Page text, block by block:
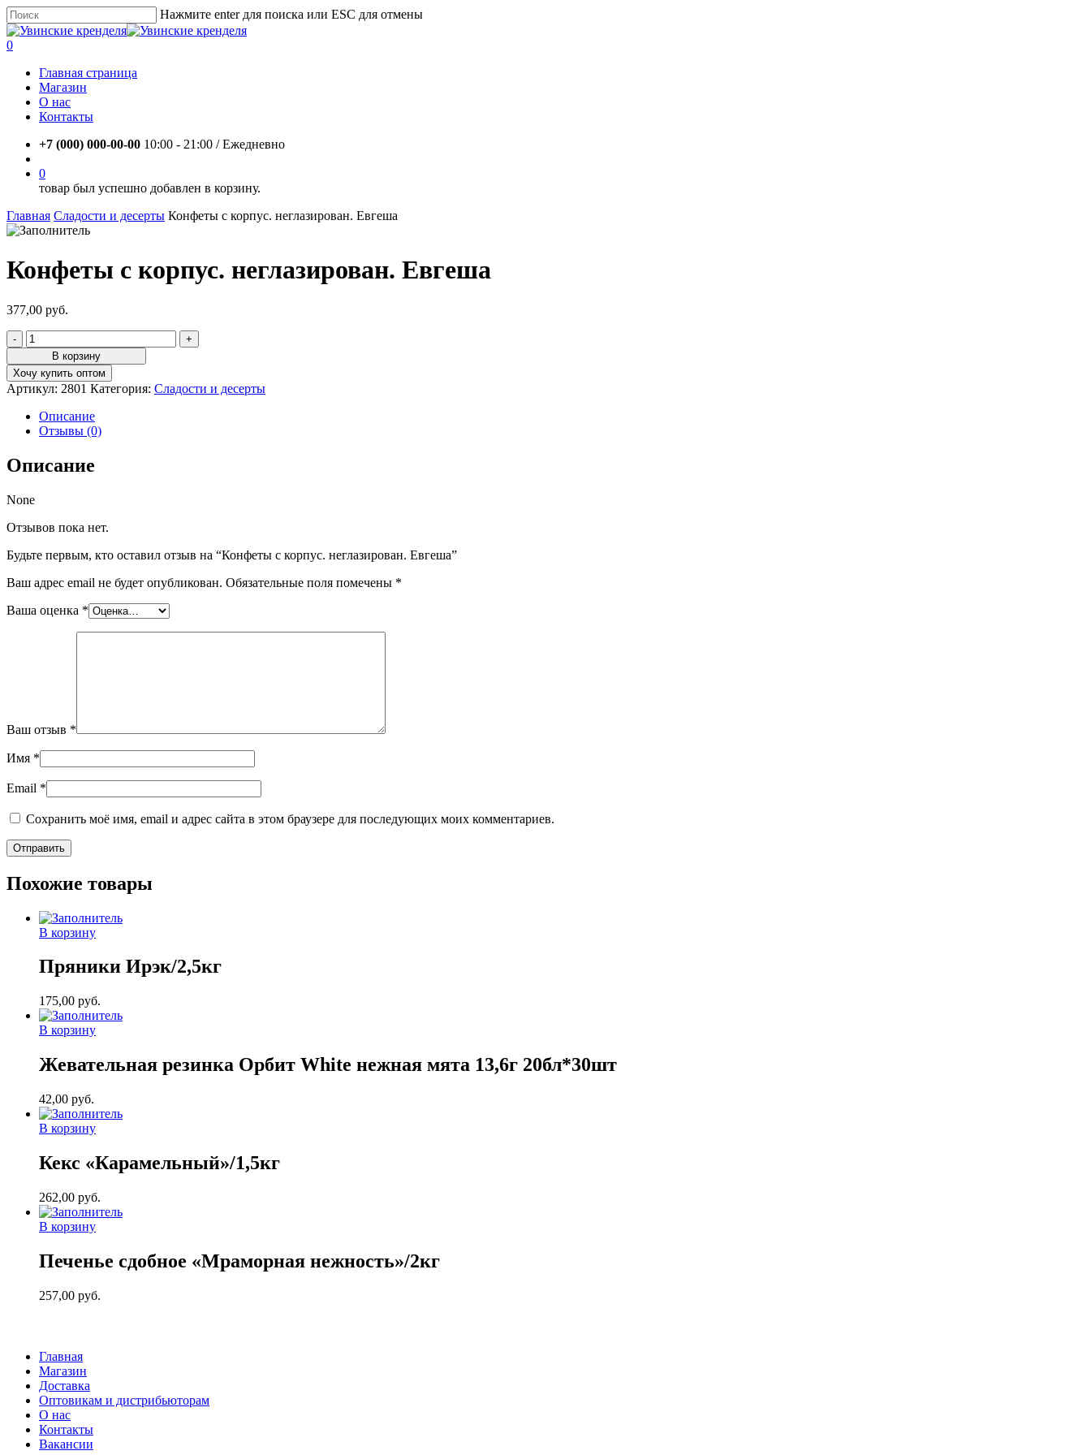
Skip
to
main
Нажмите enter для поиска или ESC для отмены
Close
Search
account
0
Главная страница
Магазин
О нас
Контакты
+7 (000) 000-00-00 10:00 - 21:00 / Eжедневно
0
товар был успешно добавлен в корзину.
Главная Сладости и десерты Конфеты с корпус. неглазирован. Евгеша
Конфеты с корпус. неглазирован. Евгеша
377,00 руб.
Количество
товара
Конфеты
с
корпус.
неглазирован.
Евгеша
В корзину
Хочу купить оптом
Артикул: 2801 Категория: Сладости и десерты
Описание
Отзывы (0)
Описание
None
Отзывов пока нет.
Будьте первым, кто оставил отзыв на “Конфеты с корпус. неглазирован. Евгеша”
Ваш адрес email не будет опубликован. Обязательные поля помечены *
Ваша оценка *
Ваш отзыв *
Имя *
Email *
Сохранить моё имя, email и адрес сайта в этом браузере для последующих моих комментариев.
Похожие товары
В корзину
Пряники Ирэк/2,5кг
175,00 руб.
В корзину
Жевательная резинка Орбит White нежная мята 13,6г 20бл*30шт
42,00 руб.
В корзину
Кекс «Карамельный»/1,5кг
262,00 руб.
В корзину
Печенье сдобное «Мраморная нежность»/2кг
257,00 руб.
Главная
Магазин
Доставка
Оптовикам и дистрибьюторам
О нас
Контакты
Вакансии